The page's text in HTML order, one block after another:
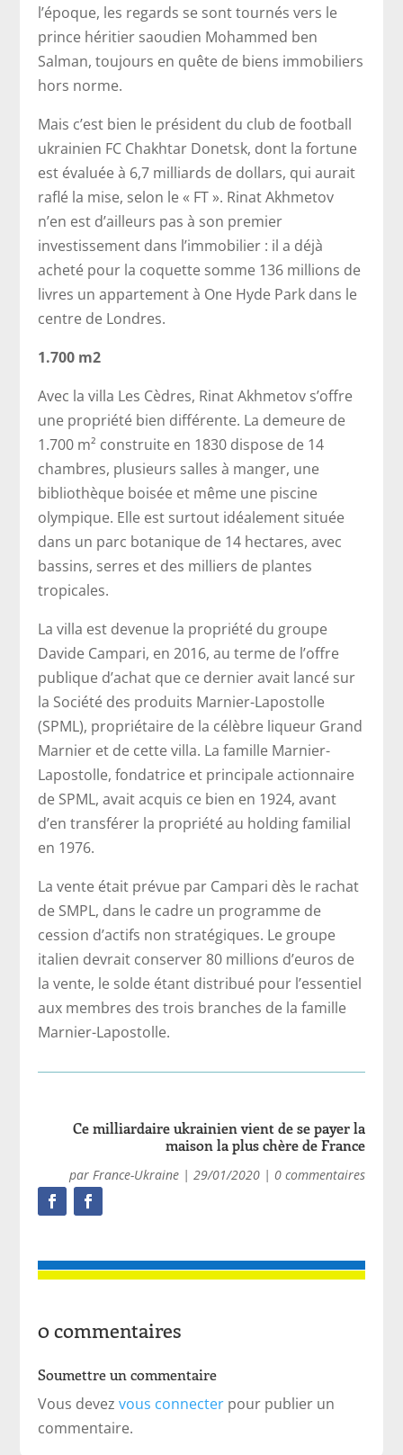
l’époque, les regards se sont tournés vers le
prince héritier saoudien Mohammed ben
Salman, toujours en quête de biens immobiliers
hors norme.
Mais c’est bien le président du club de football
ukrainien FC Chakhtar Donetsk, dont la fortune
est évaluée à 6,7 milliards de dollars, qui aurait
raflé la mise, selon le « FT ». Rinat Akhmetov
n’en est d’ailleurs pas à son premier
investissement dans l’immobilier : il a déjà
acheté pour la coquette somme 136 millions de
livres un appartement à One Hyde Park dans le
centre de Londres.
1.700 m2
Avec la villa Les Cèdres, Rinat Akhmetov s’offre
une propriété bien différente. La demeure de
1.700 m² construite en 1830 dispose de 14
chambres, plusieurs salles à manger, une
bibliothèque boisée et même une piscine
olympique. Elle est surtout idéalement située
dans un parc botanique de 14 hectares, avec
bassins, serres et des milliers de plantes
tropicales.
La villa est devenue la propriété du groupe
Davide Campari, en 2016, au terme de l’offre
publique d’achat que ce dernier avait lancé sur
la Société des produits Marnier-Lapostolle
(SPML), propriétaire de la célèbre liqueur Grand
Marnier et de cette villa. La famille Marnier-
Lapostolle, fondatrice et principale actionnaire
de SPML, avait acquis ce bien en 1924, avant
d’en transférer la propriété au holding familial
en 1976.
La vente était prévue par Campari dès le rachat
de SMPL, dans le cadre un programme de
cession d’actifs non stratégiques. Le groupe
italien devrait conserver 80 millions d’euros de
la vente, le solde étant distribué pour l’essentiel
aux membres des trois branches de la famille
Marnier-Lapostolle.
Ce milliardaire ukrainien vient de se payer la
maison la plus chère de France
par France-Ukraine| 29/01/2020| 0 commentaires
0 commentaires
Soumettre un commentaire
Vous devezvous connecter pour publier un
commentaire.